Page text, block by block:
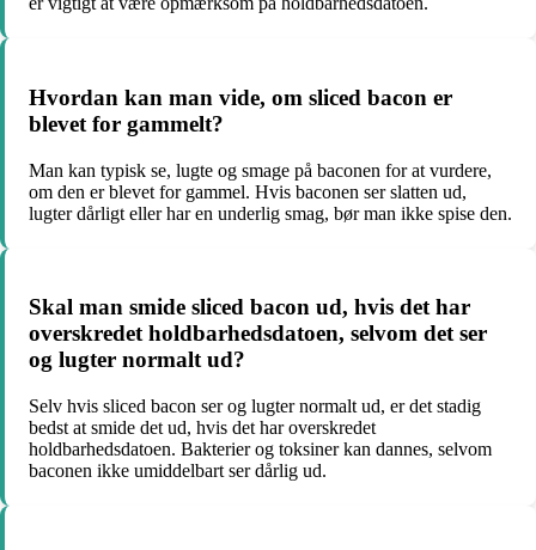
Hvordan kan man vide, om sliced bacon er
blevet for gammelt?
Man kan typisk se, lugte og smage på baconen for at vurdere,
om den er blevet for gammel. Hvis baconen ser slatten ud,
lugter dårligt eller har en underlig smag, bør man ikke spise den.
Skal man smide sliced bacon ud, hvis det har
overskredet holdbarhedsdatoen, selvom det ser
og lugter normalt ud?
Selv hvis sliced bacon ser og lugter normalt ud, er det stadig
bedst at smide det ud, hvis det har overskredet
holdbarhedsdatoen. Bakterier og toksiner kan dannes, selvom
baconen ikke umiddelbart ser dårlig ud.